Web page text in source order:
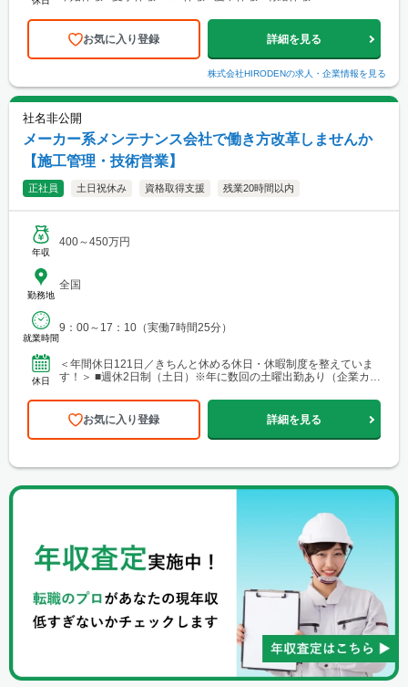
お気に入り登録 詳細を見る
株式会社HIRODENの求人・企業情報を見る
社名非公開
メーカー系メンテナンス会社で働き方改革しませんか
【施工管理・技術営業】
正社員 土日祝休み 資格取得支援 残業20時間以内
年収
400～450万円
勤務地
全国
就業時間
9：00～17：10（実働7時間25分）
休日
＜年間休日121日／きちんと休める休日・休暇制度を整えていま
す！＞ ■週休2日制（土日）※年に数回の土曜出勤あり（企業カレ
お気に入り登録 詳細を見る